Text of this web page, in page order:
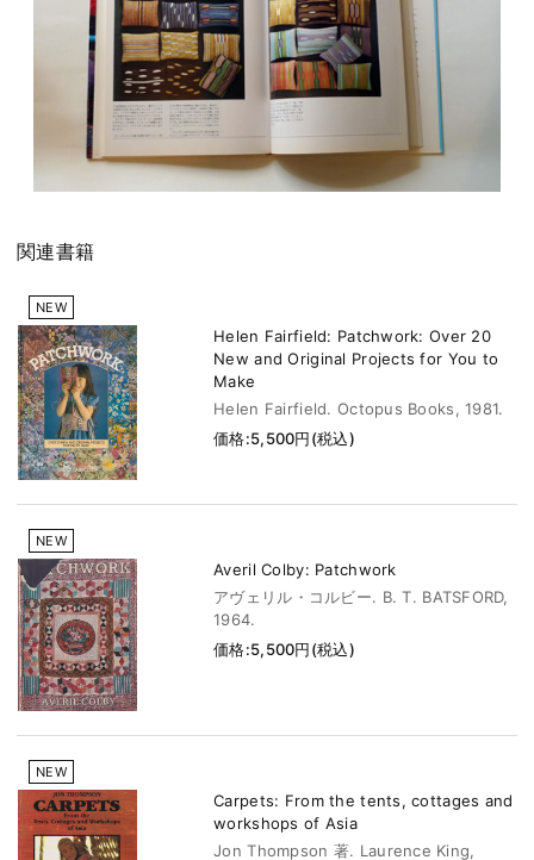
関連書籍
NEW
Helen Fairfield: Patchwork: Over 20
New and Original Projects for You to
Make
Helen Fairfield. Octopus Books, 1981.
価格:5,500円(税込)
NEW
Averil Colby: Patchwork
アヴェリル・コルビー. B. T. BATSFORD,
1964.
価格:5,500円(税込)
NEW
Carpets: From the tents, cottages and
workshops of Asia
Jon Thompson 著. Laurence King,